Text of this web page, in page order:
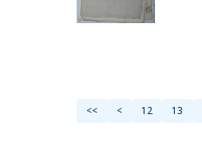
<< < 12 13